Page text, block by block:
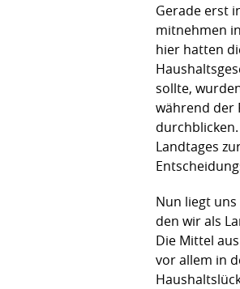
Gerade erst
mitnehmen
hier hatten
sollte,
während der
Landtages
Nun liegt
den wir als
Die Mittel
vor allem in